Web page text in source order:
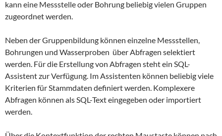
kann eine Messstelle oder Bohrung beliebig vielen Gruppen
zugeordnet werden.
Neben der Gruppenbildung können einzelne Messstellen,
Bohrungen und Wasserproben über Abfragen selektiert
werden. Für die Erstellung von Abfragen steht ein SQL-
Assistent zur Verfügung. Im Assistenten können beliebig viele
Kriterien für Stammdaten definiert werden. Komplexere
Abfragen können als SQL-Text eingegeben oder importiert
werden.